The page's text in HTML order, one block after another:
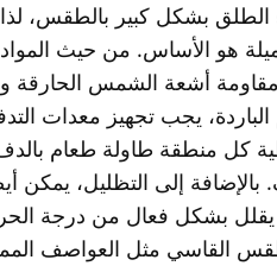
الطلق بشكل كبير بالطقس،
هو الأساس. من حيث
مقاومة أشعة الشمس الحارقة
يجب تجهيز معدات
بالإضافة إلى التظليل، يمكن
يقلل بشكل فعال من درجة
القاسي مثل العواصف